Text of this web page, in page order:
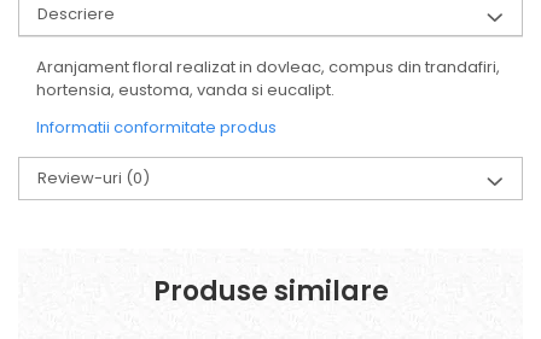
Descriere
Aranjament floral realizat in dovleac, compus din trandafiri,
hortensia, eustoma, vanda si eucalipt.
Informatii conformitate produs
Review-uri (0)
Produse similare